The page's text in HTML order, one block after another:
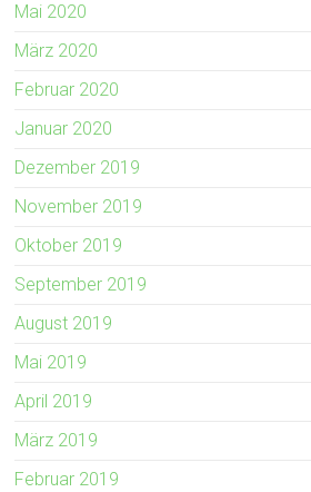
Mai 2020
März 2020
Februar 2020
Januar 2020
Dezember 2019
November 2019
Oktober 2019
September 2019
August 2019
Mai 2019
April 2019
März 2019
Februar 2019